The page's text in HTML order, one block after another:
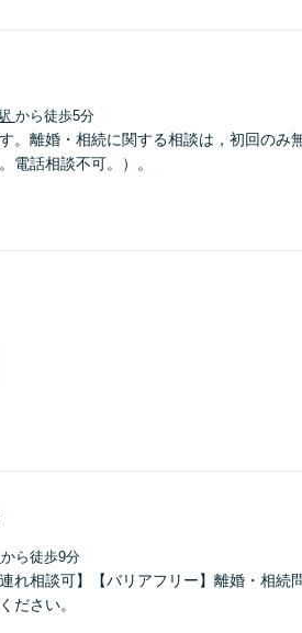
から徒歩5分
。離婚・相続に関する相談は，初回のみ
電話相談不可。）。
から徒歩9分
れ相談可】【バリアフリー】離婚・相
ださい。